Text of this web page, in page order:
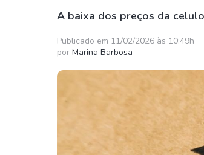
Taesa
Itausa
Petrobrás
XPLG11
KNRI11
A baixa dos preços da
Publicado em 11/02/2026 às 10:49h
por Marina Barbosa